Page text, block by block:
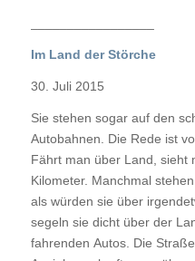
Im Land der Störche
30. Juli 2015
Sie stehen sogar auf den
Autobahnen. Die Rede ist
Fährt man über Land, sieht
Kilometer. Manchmal
als würden sie über
segeln sie dicht über der
fahrenden Autos. Die